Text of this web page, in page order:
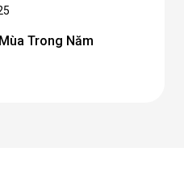
Trong Năm